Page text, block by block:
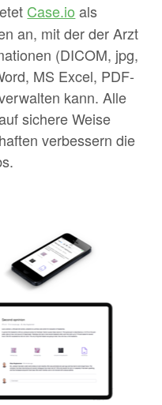
Case.io als
an, mit der der Arzt
(DICOM, jpg,
MS Excel, PDF-
kann. Alle
sichere Weise
verbessern die